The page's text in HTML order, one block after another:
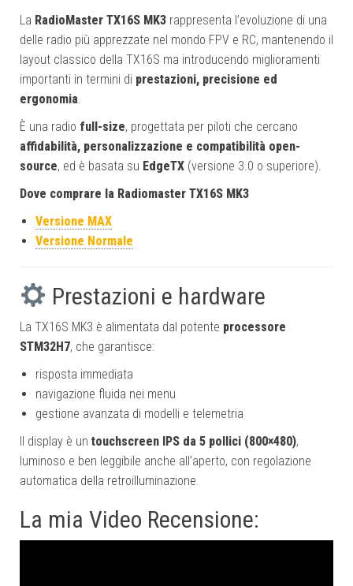
La RadioMaster TX16S MK3 rappresenta l’evoluzione di una
delle radio più apprezzate nel mondo FPV e RC, mantenendo il
layout classico della TX16S ma introducendo miglioramenti
importanti in termini di prestazioni, precisione ed
ergonomia.
È una radio full-size, progettata per piloti che cercano
affidabilità, personalizzazione e compatibilità open-
source, ed è basata su EdgeTX (versione 3.0 o superiore).
Dove comprare la Radiomaster TX16S MK3
Versione MAX
Versione Normale
Prestazioni e hardware
La TX16S MK3 è alimentata dal potente processore
STM32H7, che garantisce:
risposta immediata
navigazione fluida nei menu
gestione avanzata di modelli e telemetria
Il display è un touchscreen IPS da 5 pollici (800×480),
luminoso e ben leggibile anche all’aperto, con regolazione
automatica della retroilluminazione.
La mia Video Recensione: